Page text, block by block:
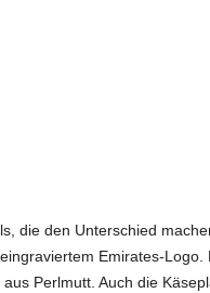
die den Unterschied
Emirates-
Perlmutt. Auch die